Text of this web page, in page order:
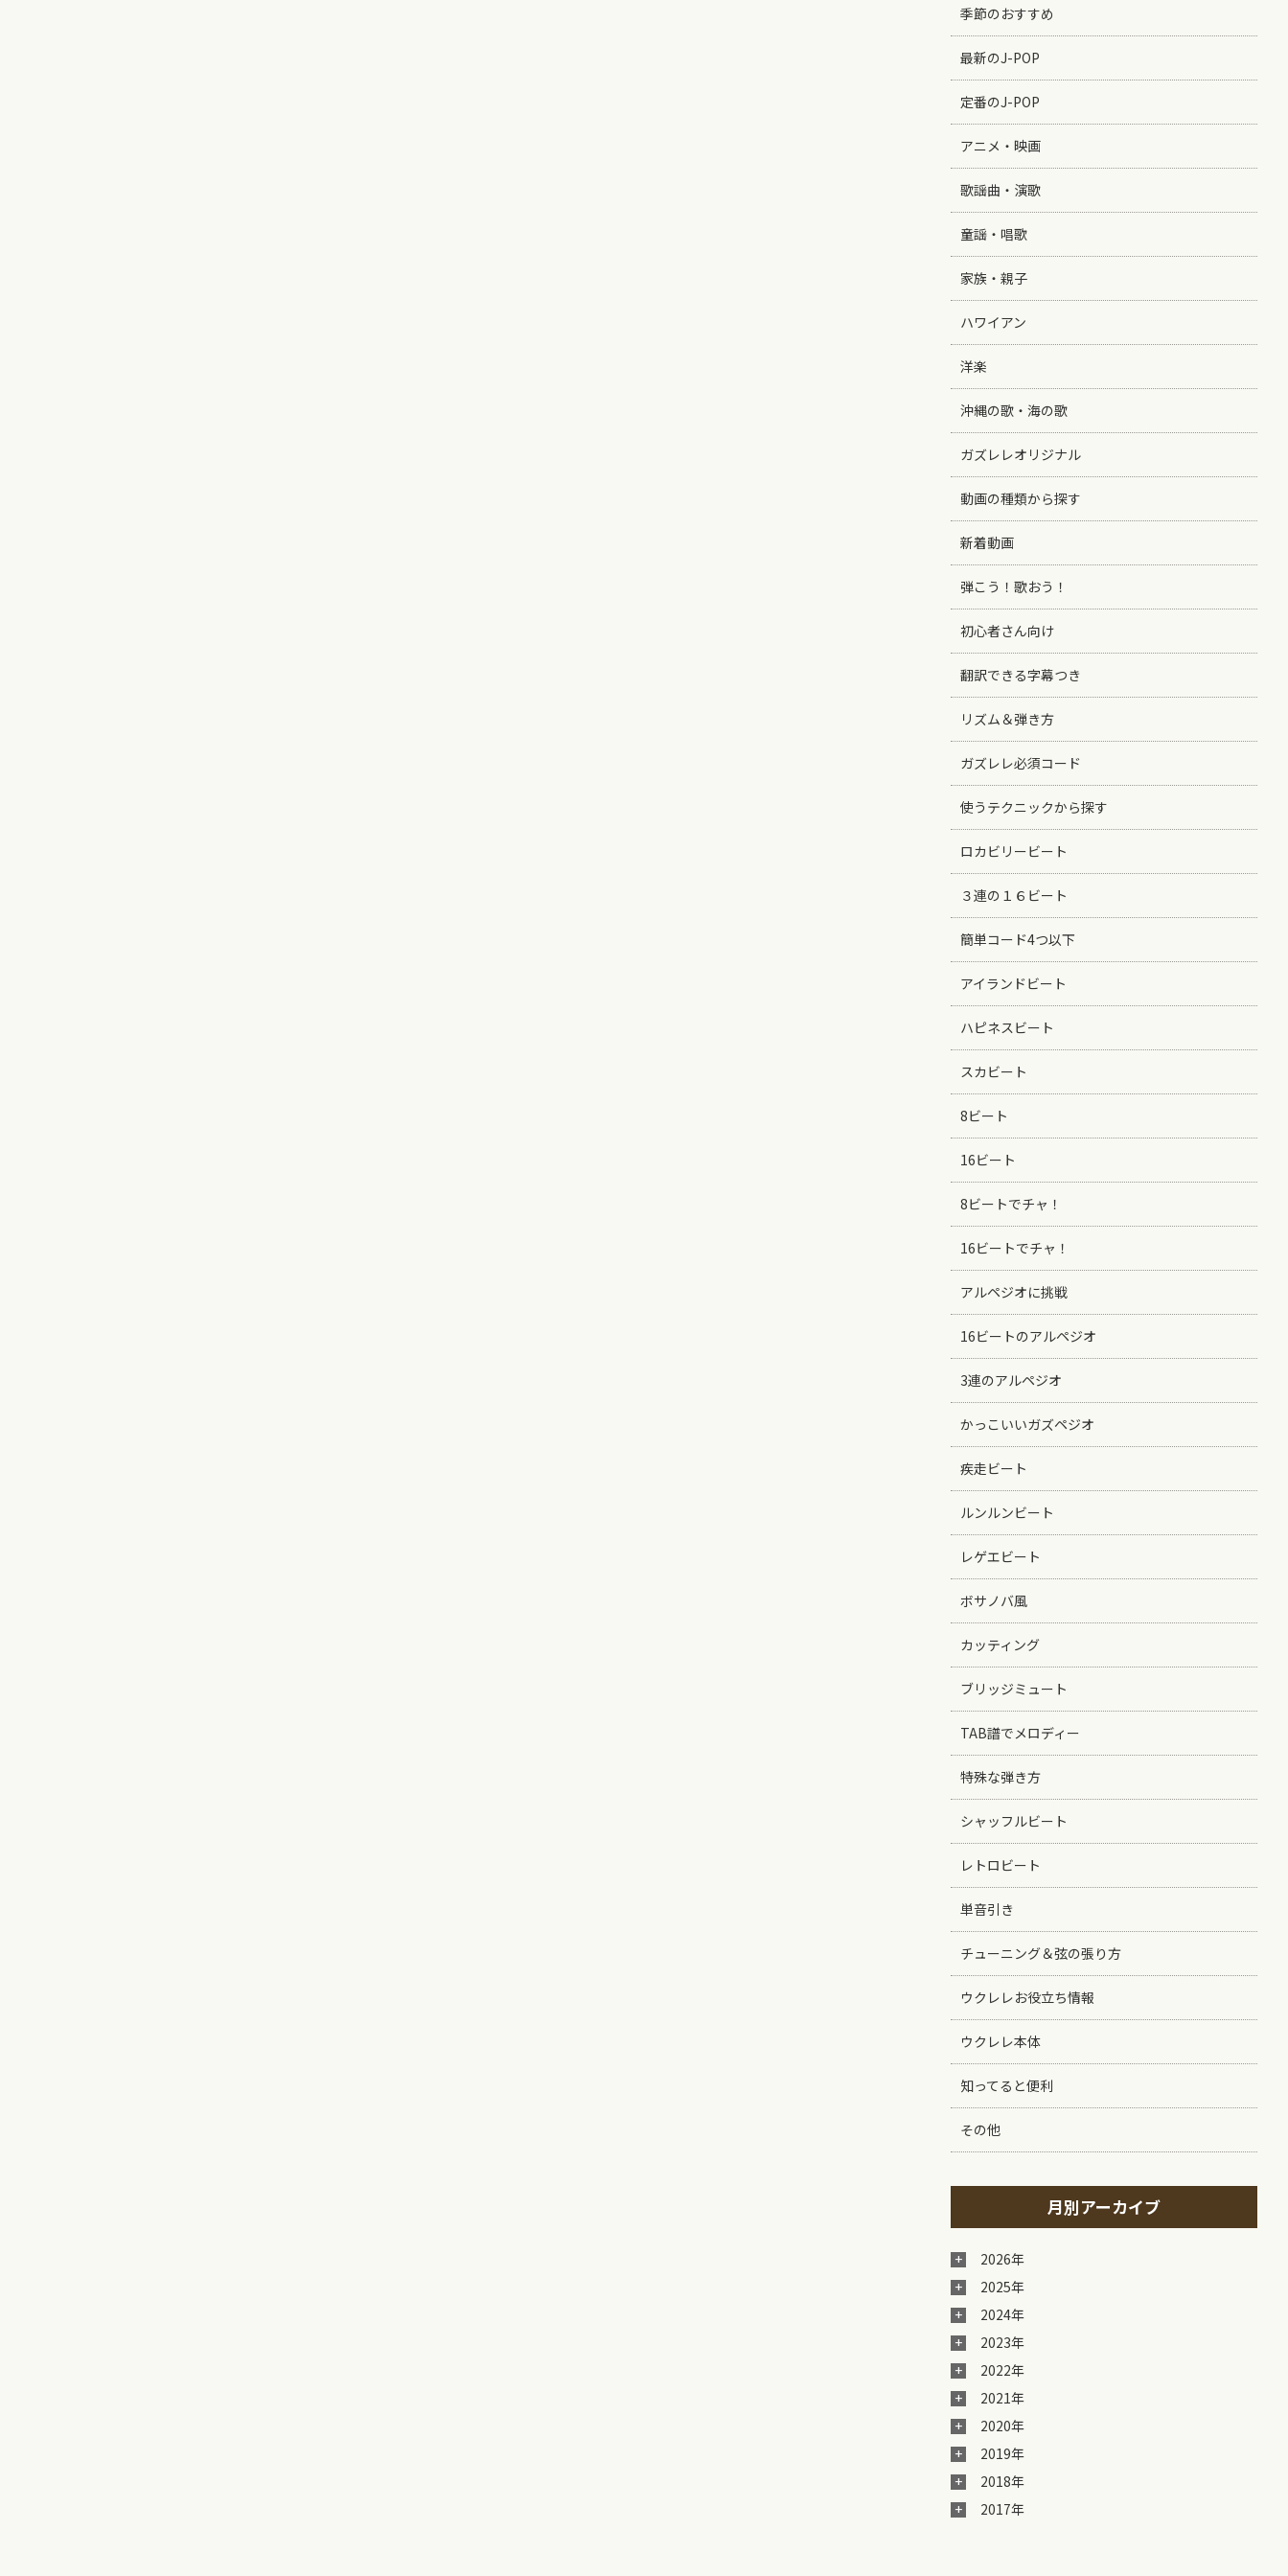
季節のおすすめ
最新のJ-POP
定番のJ-POP
アニメ・映画
歌謡曲・演歌
童謡・唱歌
家族・親子
ハワイアン
洋楽
沖縄の歌・海の歌
ガズレレオリジナル
動画の種類から探す
新着動画
弾こう！歌おう！
初心者さん向け
翻訳できる字幕つき
リズム＆弾き方
ガズレレ必須コード
使うテクニックから探す
ロカビリービート
３連の１６ビート
簡単コード4つ以下
アイランドビート
ハピネスビート
スカビート
8ビート
16ビート
8ビートでチャ！
16ビートでチャ！
アルペジオに挑戦
16ビートのアルペジオ
3連のアルペジオ
かっこいいガズペジオ
疾走ビート
ルンルンビート
レゲエビート
ボサノバ風
カッティング
ブリッジミュート
TAB譜でメロディー
特殊な弾き方
シャッフルビート
レトロビート
単音引き
チューニング＆弦の張り方
ウクレレお役立ち情報
ウクレレ本体
知ってると便利
その他
月別アーカイブ
2026年
2025年
2024年
2023年
2022年
2021年
2020年
2019年
2018年
2017年